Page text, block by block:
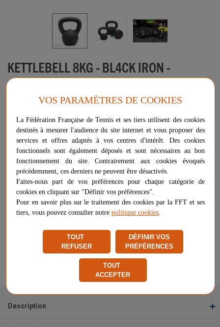
KETTLEBELL 8KG - BL4CK IRON -
4TRAINER
Le kettlebell 4Trainer est très utilisé dans le travail d'explosivité, de
puissance et de renforcement musculaire. Kettlebell 8KG.
Plus d'informations sur ce produit
Voir les questions / réponses
34,90 € - +
AJOUTER AU PANIER
entre le 10/08 et le 11/08
Vendu et expédié parCress Sport
Signaler un problème d'ordre juridique
Description
VOS PARAMÈTRES DE COOKIES
La Fédération Française de Tennis et ses tiers utilisent des cookies
destinés à mesurer l'audience du site internet et vous proposer des
services et offres adaptés à vos centres d'intérêt. Des cookies
fonctionnels sont également déposés et sont nécessaires au bon
fonctionnement du site. Contrairement aux cookies évoqués
précédemment, ces derniers ne peuvent être désactivés.
Faites-nous part de vos préférences pour chaque catégorie de
cookies en cliquant sur "Définir vos préférences".
Pour en savoir plus sur le traitement des cookies par la FFT et ses
tiers, vous pouvez consulter notre politique cookies.
TOUT
REFUSER
DÉFINIR VOS
PRÉFÉRENCES
TOUT
ACCEPTER